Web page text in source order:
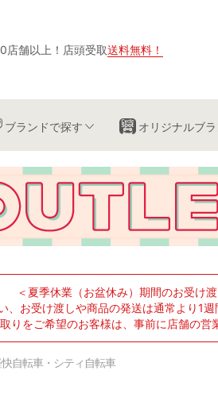
店舗以上 ！ 店頭受取送料無料 ！
ブランドで探す オリジナルブラ
＜夏季休業（お盆休み）期間のお受け
、お受け渡しや商品の発送は通常より1
りをご希望のお客様は、事前に店舗の営
自転車・シティ自転車